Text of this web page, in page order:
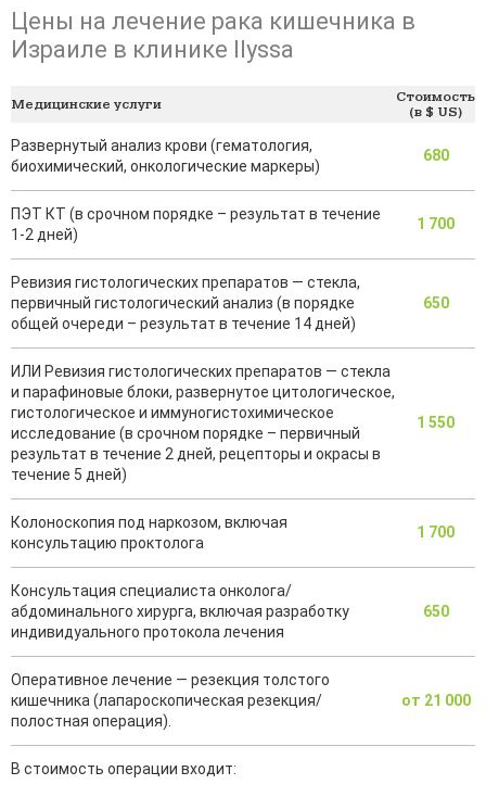
Цены на лечение рака кишечника в
Израиле в клинике Ilyssa
Медицинские услуги
Стоимость
(в $ US)
Развернутый анализ крови (гематология,
биохимический, онкологические маркеры)
680
ПЭТ КТ (в срочном порядке – результат в течение
1-2 дней)
1 700
Ревизия гистологических препаратов — стекла,
первичный гистологический анализ (в порядке
общей очереди – результат в течение 14 дней)
650
ИЛИ Ревизия гистологических препаратов — стекла
и парафиновые блоки, развернутое цитологическое,
гистологическое и иммуногистохимическое
исследование (в срочном порядке – первичный
результат в течение 2 дней, рецепторы и окрасы в
течение 5 дней)
1 550
Колоноскопия под наркозом, включая
консультацию проктолога
1 700
Консультация специалиста онколога/
абдоминального хирурга, включая разработку
индивидуального протокола лечения
650
Оперативное лечение — резекция толстого
кишечника (лапароскопическая резекция/
полостная операция).
от 21 000
В стоимость операции входит: